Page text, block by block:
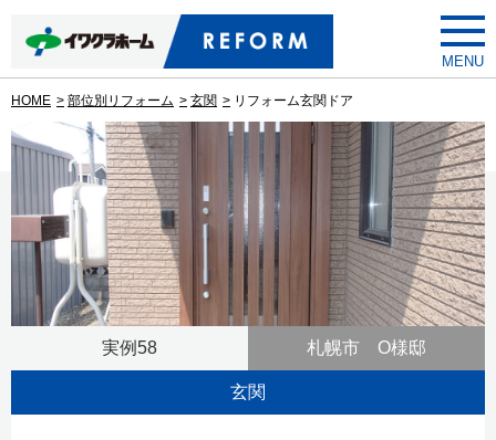
toggle
menu
HOME 部位別リフォーム 玄関 リフォーム玄関ドア
実例58 札幌市 O様邸
玄関